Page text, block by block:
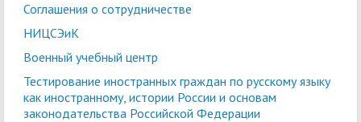
Соглашения о сотрудничестве
НИЦСЭиК
Военный учебный центр
Тестирование иностранных граждан по русскому языку
как иностранному, истории России и основам
законодательства Российской Федерации